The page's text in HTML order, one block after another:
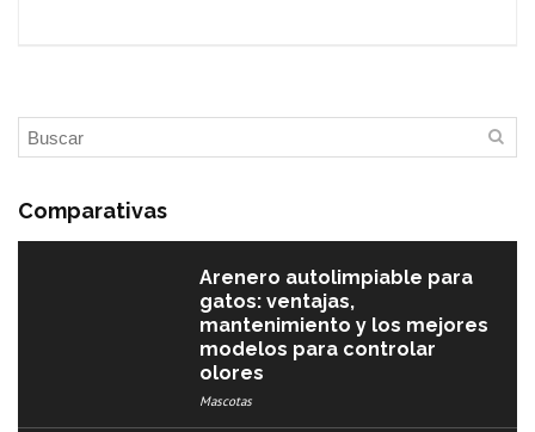
Comparativas
Arenero autolimpiable para
gatos: ventajas,
mantenimiento y los mejores
modelos para controlar
olores
Mascotas